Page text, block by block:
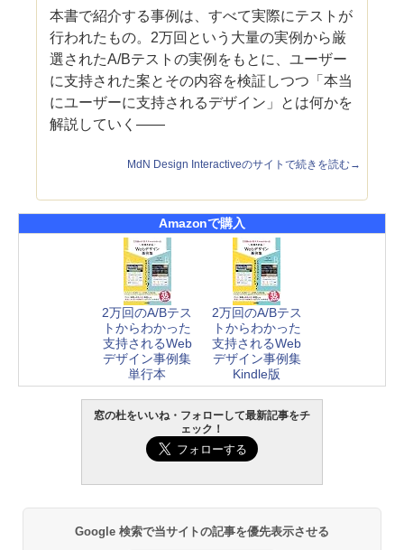
本書で紹介する事例は、すべて実際にテストが
行われたもの。2万回という大量の実例から厳
選されたA/Bテストの実例をもとに、ユーザー
に支持された案とその内容を検証しつつ「本当
にユーザーに支持されるデザイン」とは何かを
解説していく――
MdN Design Interactiveのサイトで続きを読む→
Amazonで購入
2万回のA/Bテス
トからわかった
支持されるWeb
デザイン事例集
単行本
2万回のA/Bテス
トからわかった
支持されるWeb
デザイン事例集
Kindle版
窓の杜をいいね・フォローして最新記事をチ
ェック！
Google 検索で当サイトの記事を優先表示させる